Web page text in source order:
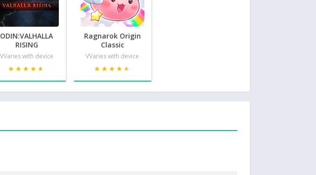
ODIN:VALHALLA
RISING
VVaries with device
★★★★★
★★★★★
Ragnarok Origin
Classic
VVaries with device
★★★★★
★★★★★